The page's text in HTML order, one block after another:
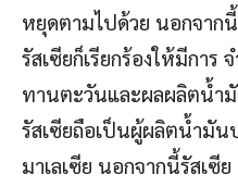
หยุดตามไปด้วย นอกจา
รัสเซียก็เรียกร้องให้มีการ
ทานตะวันและผลผลิตน้ำ
รัสเซียถือเป็นผู้ผลิตน้ำมัน
มาเลเซีย นอกจากนี้รัสเซี